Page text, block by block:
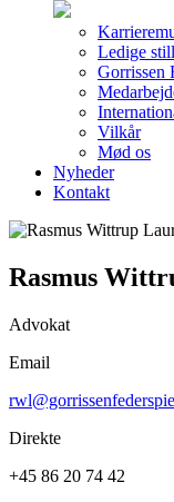
Ledige
Gorrissen
Vilkår
Mød os
Nyheder
Kontakt
Rasmus
Advokat
Email
Direkte
+45 86 20 74 42